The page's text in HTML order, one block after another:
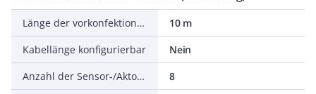
Länge der vorkonfektionierten Leitung
10 m
Kabellänge konfigurierbar
Nein
Anzahl der Sensor-/Aktor-Steckplätze
8